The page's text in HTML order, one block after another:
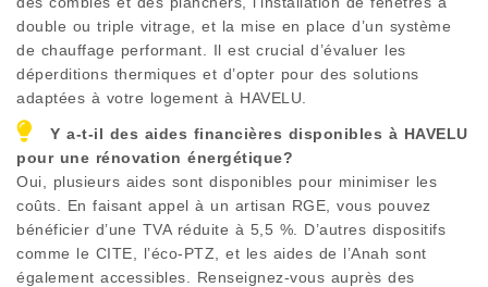
double ou triple vitrage, et la mise en place d’un système
de chauffage performant. Il est crucial d’évaluer les
déperditions thermiques et d’opter pour des solutions
adaptées à votre logement à HAVELU
Y a-t-il des aides financières disponibles à HAVELU
pour une rénovation énergétique?
Oui, plusieurs aides sont disponibles pour minimiser les
coûts. En faisant appel à un artisan RGE, vous pouvez
bénéficier d’une TVA réduite à 5,5 %. D’autres dispositifs
comme le CITE, l’éco-PTZ, et les aides de l’Anah sont
également accessibles. Renseignez-vous auprès des